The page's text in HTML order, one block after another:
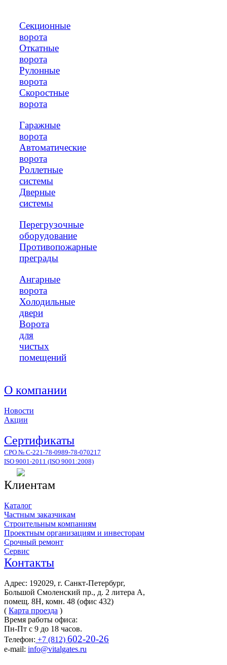
Секционные
ворота
Откатные
ворота
Рулонные
ворота
Скоростные
ворота
Гаражные
ворота
Автоматические
ворота
Роллетные
системы
Дверные
системы
Перегрузочные
оборудование
Противопожарные
преграды
Ангарные
ворота
Холодильные
двери
Ворота
для
чистых
помещений
О компании
Новости
Акции
Сертификаты
СРО № С-221-78-0989-78-070217
ISO 9001-2011 (ISO 9001:2008)
Клиентам
Каталог
Частным заказчикам
Строительным компаниям
Проектным организациям и инвесторам
Срочный ремонт
Сервис
Контакты
Адрес: 192029, г. Санкт-Петербург,
Большой Смоленский пр., д. 2 литера А,
помещ. 8Н, комн. 48 (офис 432)
( Карта проезда )
Время работы офиса:
Пн-Пт с 9 до 18 часов.
Телефон: +7 (812) 602-20-26
e-mail: info@vitalgates.ru